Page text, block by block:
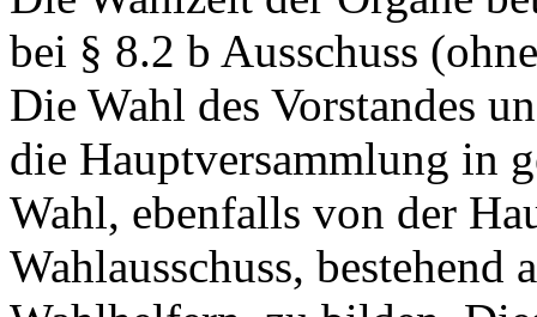
bei § 8.2 b Ausschuss
Die Wahl des Vorstandes
die Hauptversammlung in
Wahl, ebenfalls von der
Wahlausschuss, bestehend